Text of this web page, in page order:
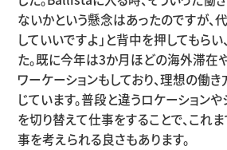
ないかという懸念はあったのですが、
していいですよ」と背中を押してもら
た。既に今年は3か月ほどの海外滞在
ワーケーションもしており、理想の働
じています。普段と違うロケーション
を切り替えて仕事をすることで、これ
事を考えられる良さもあります。